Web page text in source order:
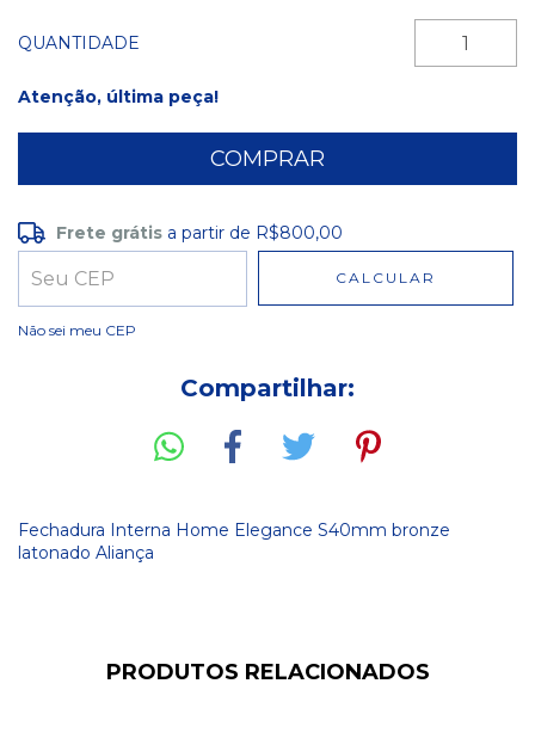
QUANTIDADE
Atenção, última peça!
Frete grátis R$800,00
Entregas para o CEP:
Frete grátis a partir de R$800,00
CALCULAR
Não sei meu CEP
Compartilhar:
Fechadura Interna Home Elegance S40mm bronze
latonado Aliança
PRODUTOS RELACIONADOS